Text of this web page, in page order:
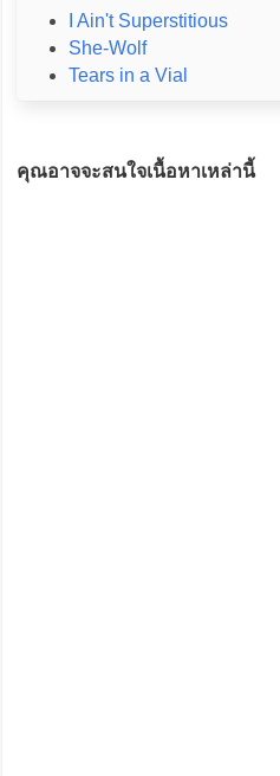
I Ain't Superstitious
She-Wolf
Tears in a Vial
คุณอาจจะสนใจเนื้อหาเหล่านี้